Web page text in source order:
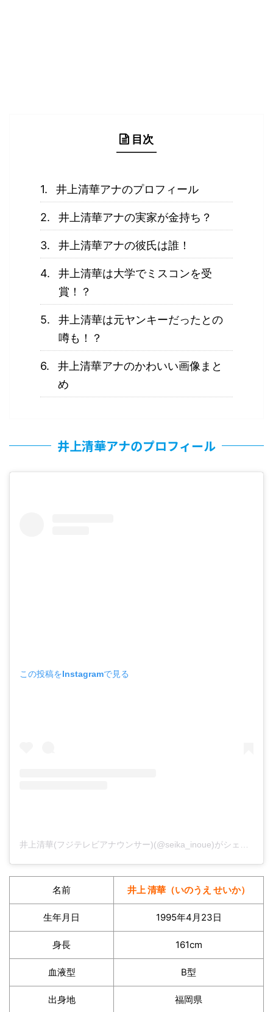
目次
井上清華アナのプロフィール
井上清華アナの実家が金持ち？
井上清華アナの彼氏は誰！
井上清華は大学でミスコンを受
賞！？
井上清華は元ヤンキーだったとの
噂も！？
井上清華アナのかわいい画像まと
め
井上清華アナのプロフィール
この投稿をInstagramで見る
名前 井上 清華（いのうえ せいか）
生年月日 1995年4月23日
身長 161cm
血液型 B型
出身地 福岡県